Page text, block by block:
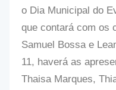
o Dia Municipal do
que contará com os
Samuel Bossa e
11, haverá as
Thaisa Marques,